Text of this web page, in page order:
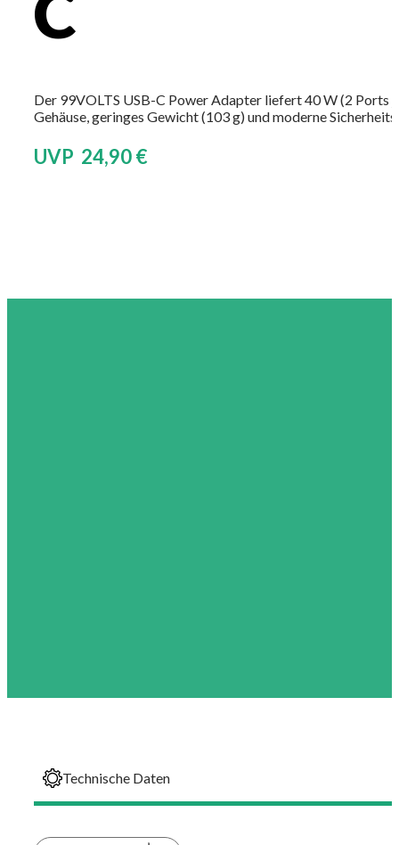
Der 99VOLTS USB-C Power Adapter liefert 40 W (2 Ports
Gehäuse, geringes Gewicht (103 g) und moderne
UVP 24,90 €
Technische Daten